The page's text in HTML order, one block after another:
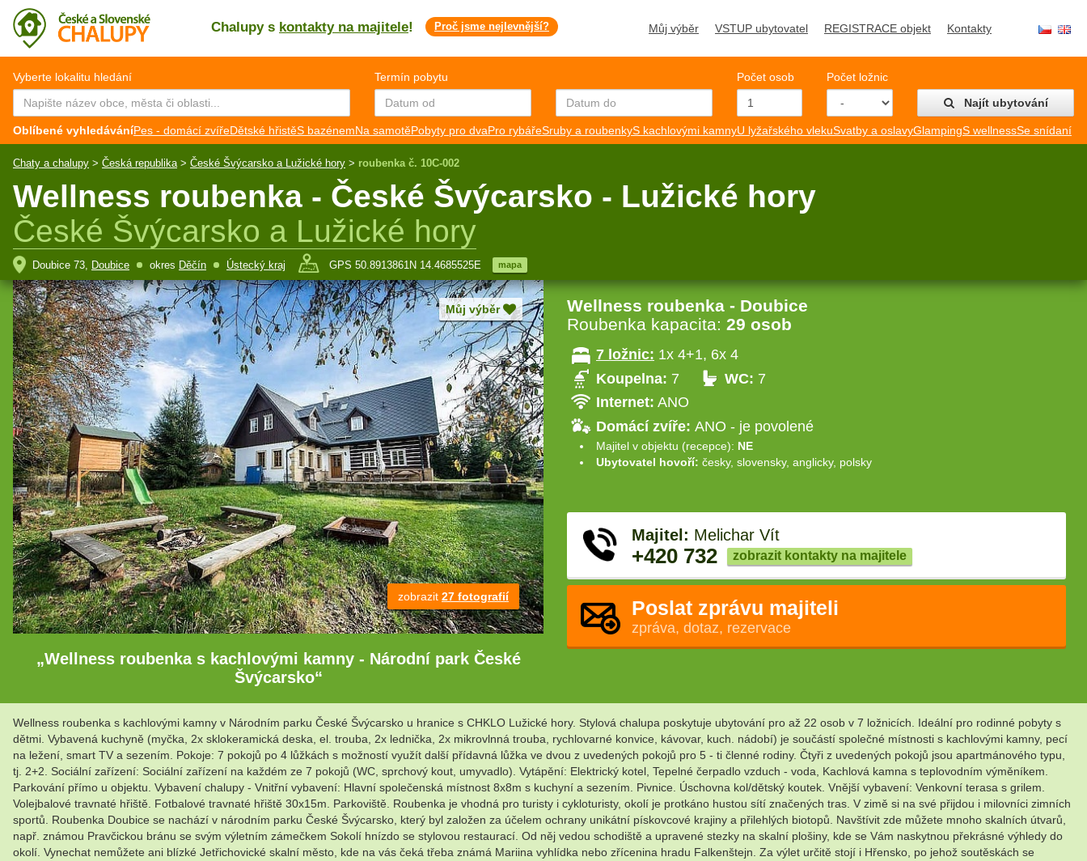
Chalupy s kontakty na majitele! Proč jsme nejlevnější? Můj výběr VSTUP ubytovatel REGISTRACE objekt Kontakty
CZ EN
Vyberte lokalitu hledání Termín pobytu Počet osob
Počet ložnic
Najít ubytování
Oblíbené vyhledáváníPes - domácí zvířeDětské hřistěS bazénemNa samotěPobyty pro dvaPro rybářeSruby a roubenkyS kachlovými kamnyU lyžařského vlekuSvatby a oslavyGlampingS wellnessSe snídaní
Chaty a chalupy > Česká republika > České Švýcarsko a Lužické hory > roubenka č. 10C-002
Wellness roubenka - České Švýcarsko - Lužické hory
České Švýcarsko a Lužické hory
Doubice 73, Doubice okres Děčín Ústecký kraj GPS 50.8913861N 14.4685525E mapa
Můj výběr
zobrazit 27 fotografií
„Wellness roubenka s kachlovými kamny - Národní park České
Švýcarsko“
Wellness roubenka - Doubice
Roubenka kapacita: 29 osob
7 ložnic: 1x 4+1, 6x 4
Koupelna: 7 WC: 7
Internet: ANO
Domácí zvíře: ANO - je povolené
Majitel v objektu (recepce): NE
Ubytovatel hovoří: česky, slovensky, anglicky, polsky
Majitel: Melichar Vít
+420 732 zobrazit kontakty na majitele
Poslat zprávu majiteli
zpráva, dotaz, rezervace
Wellness roubenka s kachlovými kamny v Národním parku České Švýcarsko u hranice s CHKLO Lužické hory. Stylová chalupa poskytuje ubytování pro až 22 osob v 7 ložnicích. Ideální pro rodinné pobyty s
dětmi. Vybavená kuchyně (myčka, 2x sklokeramická deska, el. trouba, 2x lednička, 2x mikrovlnná trouba, rychlovarné konvice, kávovar, kuch. nádobí) je součástí společné místnosti s kachlovými kamny, pecí
na ležení, smart TV a sezením. Pokoje: 7 pokojů po 4 lůžkách s možností využít další přídavná lůžka ve dvou z uvedených pokojů pro 5 - ti členné rodiny. Čtyři z uvedených pokojů jsou apartmánového typu,
tj. 2+2. Sociální zařízení: Sociální zařízení na každém ze 7 pokojů (WC, sprchový kout, umyvadlo). Vytápění: Elektrický kotel, Tepelné čerpadlo vzduch - voda, Kachlová kamna s teplovodním výměníkem.
Parkování přímo u objektu. Vybavení chalupy - Vnitřní vybavení: Hlavní společenská místnost 8x8m s kuchyní a sezením. Pivnice. Úschovna kol/dětský koutek. Vnější vybavení: Venkovní terasa s grilem.
Volejbalové travnaté hřiště. Fotbalové travnaté hřiště 30x15m. Parkoviště. Roubenka je vhodná pro turisty i cykloturisty, okolí je protkáno hustou sítí značených tras. V zimě si na své přijdou i milovníci zimních
sportů. Roubenka Doubice se nachází v národním parku České Švýcarsko, který byl založen za účelem ochrany unikátní pískovcové krajiny a přilehlých biotopů. Navštívit zde můžete mnoho skalních útvarů,
např. známou Pravčickou bránu se svým výletním zámečkem Sokolí hnízdo se stylovou restaurací. Od něj vedou schodiště a upravené stezky na skalní plošiny, kde se Vám naskytnou překrásné výhledy do
okolí. Vynechat nemůžete ani blízké Jetřichovické skalní město, kde na vás čeká třeba známá Mariina vyhlídka nebo zřícenina hradu Falkenštejn. Za výlet určitě stojí i Hřensko, po jehož soutěskách se